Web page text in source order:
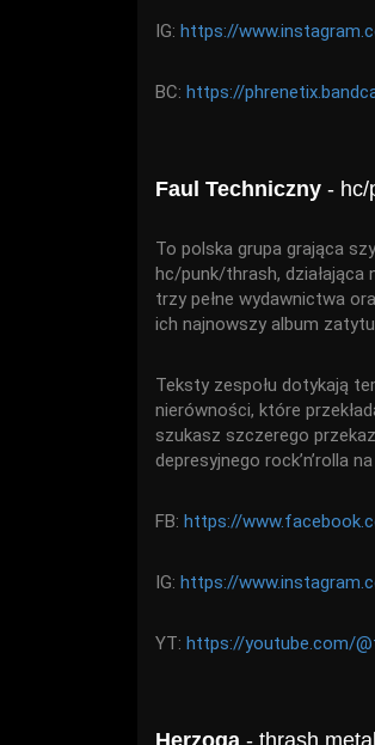
IG: https://
BC: https://
Faul Techniczny - hc/
To polska grupa grająca
hc/punk/thrash, działająca
trzy pełne wydawnictwa
ich najnowszy album
Teksty zespołu dotykają
nierówności, które
szukasz szczerego
depresyjnego rock’n’rolla
FB: https://
IG: https://
YT: https://youtube.com/
Herzoga - thrash metal